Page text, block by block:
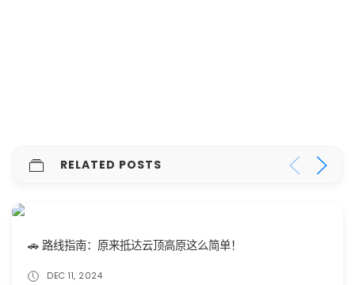
RELATED POSTS
🚗 路线指南：原来抵达云顶高原这么简单！
DEC 11, 2024